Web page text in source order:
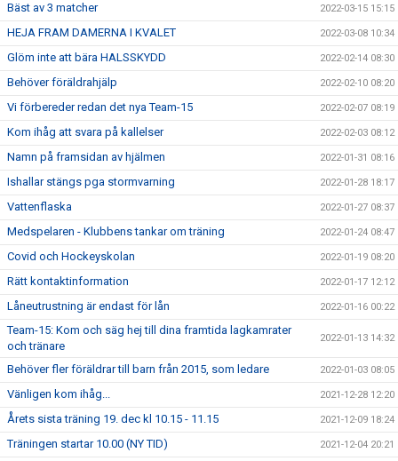
Bäst av 3 matcher 2022-03-15 15:15
HEJA FRAM DAMERNA I KVALET 2022-03-08 10:34
Glöm inte att bära HALSSKYDD 2022-02-14 08:30
Behöver föräldrahjälp 2022-02-10 08:20
Vi förbereder redan det nya Team-15 2022-02-07 08:19
Kom ihåg att svara på kallelser 2022-02-03 08:12
Namn på framsidan av hjälmen 2022-01-31 08:16
Ishallar stängs pga stormvarning 2022-01-28 18:17
Vattenflaska 2022-01-27 08:37
Medspelaren - Klubbens tankar om träning 2022-01-24 08:47
Covid och Hockeyskolan 2022-01-19 08:20
Rätt kontaktinformation 2022-01-17 12:12
Låneutrustning är endast för lån 2022-01-16 00:22
Team-15: Kom och säg hej till dina framtida lagkamrater
och tränare
2022-01-13 14:32
Behöver fler föräldrar till barn från 2015, som ledare 2022-01-03 08:05
Vänligen kom ihåg... 2021-12-28 12:20
Årets sista träning 19. dec kl 10.15 - 11.15 2021-12-09 18:24
Träningen startar 10.00 (NY TID) 2021-12-04 20:21